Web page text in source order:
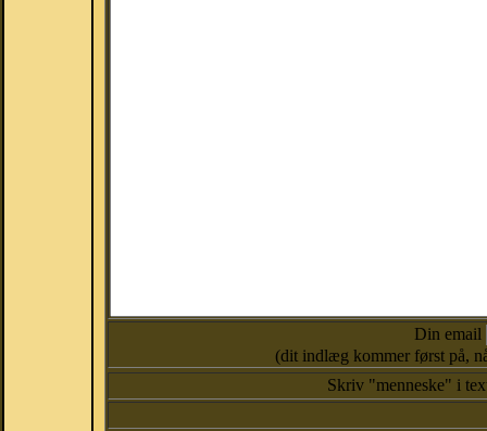
Din email
(dit indlæg kommer først på,
Skriv "menneske" i